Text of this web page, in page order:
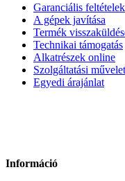
Garanciális feltételek
A gépek javítása
Termék
Technikai támogatás
Alkatrészek online
Szolgáltatási
Egyedi árajánlat
Információ